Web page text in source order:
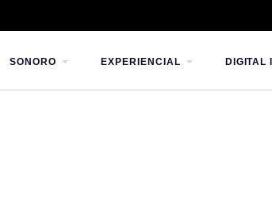
SONORO EXPERIENCIAL DIGITAL